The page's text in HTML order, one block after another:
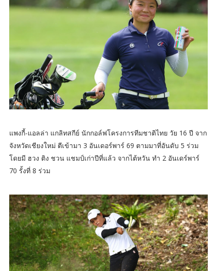
แพงกี้-แอลล่า แกลิทสกีย์ นักกอล์ฟโครงการทีมชาติไทย วัย 16 ปี จาก
จังหวัดเชียงใหม่ ตีเข้ามา 3 อันเดอร์พาร์ 69 ตามมาที่อันดับ 5 ร่วม
โดยมี ฮวง ติง ชวน แชมป์เก่าปีที่แล้ว จากไต้หวัน ทำ 2 อันเดร์พาร์
70 รั้งที่ 8 ร่วม